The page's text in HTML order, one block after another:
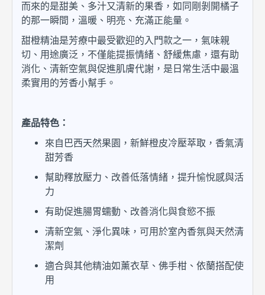
而來的是甜美、多汁又清新的果香，如同剛剝開橘子
的那一瞬間，溫暖、明亮、充滿正能量。
甜橙精油是芳療中最受歡迎的入門款之一，氣味親
切、用途廣泛，不僅能提振情緒、舒緩焦慮，還有助
消化、清新空氣與促進肌膚代謝，是日常生活中最溫
柔實用的芳香小幫手。
產品特色：
來自巴西天然果園，新鮮橙皮冷壓萃取，香氣清
甜芳香
幫助釋放壓力、改善低落情緒，提升愉悅感與活
力
有助促進腸胃蠕動、改善消化與食慾不振
清新空氣、淨化異味，可用於室內香氛與天然清
潔劑
適合與其他精油如薰衣草、佛手柑、依蘭搭配使
用